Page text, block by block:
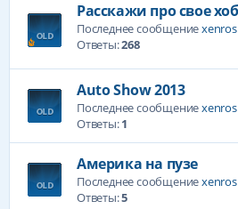
Расскажи про свое
Последнее сообщениеxenros
Ответы:268
Auto Show 2013
Последнее сообщениеxenros
Ответы:1
Америка на пузе
Последнее сообщениеxenros
Ответы:5